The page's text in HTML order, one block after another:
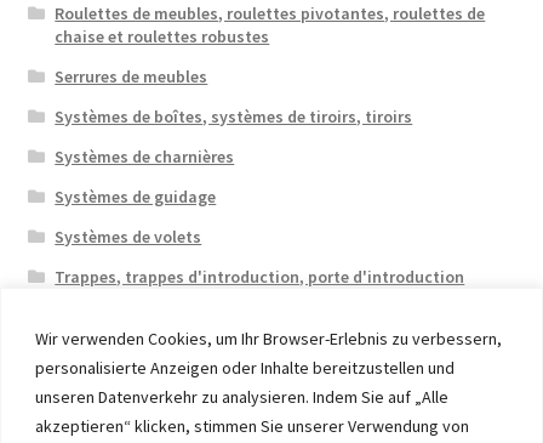
Wir verwenden Cookies, um Ihr Browser-Erlebnis zu verbessern,
personalisierte Anzeigen oder Inhalte bereitzustellen und
unseren Datenverkehr zu analysieren. Indem Sie auf „Alle
akzeptieren“ klicken, stimmen Sie unserer Verwendung von
Roulettes de meubles, roulettes pivotantes, roulettes de
chaise et roulettes robustes
Serrures de meubles
Systèmes de boîtes, systèmes de tiroirs, tiroirs
Systèmes de charnières
Systèmes de guidage
Systèmes de volets
Trappes, trappes d'introduction, porte d'introduction